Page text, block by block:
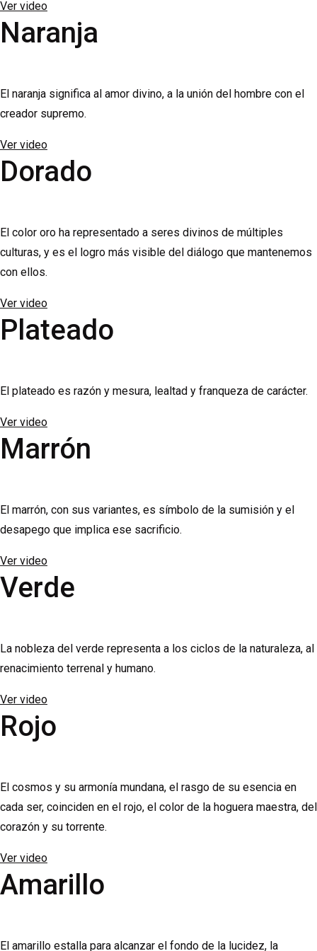
Ver video
Naranja
El naranja significa al amor divino, a la unión del hombre con el
creador supremo.
Ver video
Dorado
El color oro ha representado a seres divinos de múltiples
culturas, y es el logro más visible del diálogo que mantenemos
con ellos.
Ver video
Plateado
El plateado es razón y mesura, lealtad y franqueza de carácter.
Ver video
Marrón
El marrón, con sus variantes, es símbolo de la sumisión y el
desapego que implica ese sacrificio.
Ver video
Verde
La nobleza del verde representa a los ciclos de la naturaleza, al
renacimiento terrenal y humano.
Ver video
Rojo
El cosmos y su armonía mundana, el rasgo de su esencia en
cada ser, coinciden en el rojo, el color de la hoguera maestra, del
corazón y su torrente.
Ver video
Amarillo
El amarillo estalla para alcanzar el fondo de la lucidez, la